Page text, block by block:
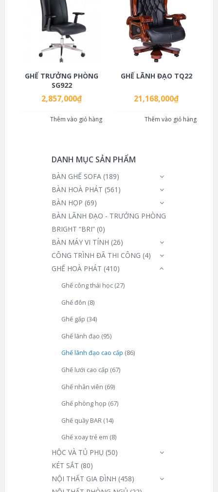
GHẾ TRƯỞNG PHÒNG
SG922
2,857,000₫
Thêm vào giỏ hàng
GHẾ LÃNH ĐẠO TQ22
21,168,000₫
Thêm vào giỏ hàng
DANH MỤC SẢN PHẨM
BÀN GHẾ SOFA (189)
BÀN HOÀ PHÁT (561)
BÀN HỌP (69)
BÀN LÃNH ĐẠO - TRƯỞNG PHÒNG
BRIGHT “BRI” (0)
BÀN MÁY VI TÍNH (26)
CÔNG TRÌNH ĐÃ THI CÔNG (4)
GHẾ HOÀ PHÁT (410)
Ghế công thái học (27)
Ghế đôn (8)
Ghế gấp (34)
Ghế lãnh đạo (95)
Ghế lãnh đạo cao cấp (86)
Ghế lưới cao cấp (67)
Ghế nhân viên (69)
Ghế phòng họp (67)
Ghế quầy BAR (14)
Ghế xoay trẻ em (8)
HỘC VÀ TỦ PHỤ (50)
KÉT SẮT (80)
NỘI THẤT GIA ĐÌNH (458)